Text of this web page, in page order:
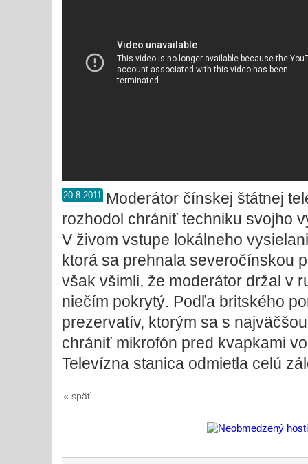
20.8.2011 Moderátor čínskej štátnej
rozhodol chrániť techniku svojho
V živom vstupe lokálneho
ktorá sa prehnala severočínskou
však všimli, že moderátor držal v
niečím pokrytý. Podľa britského
prezervatív, ktorým sa s
chrániť mikrofón pred kvapkami
Televízna stanica odmietla celú
« späť